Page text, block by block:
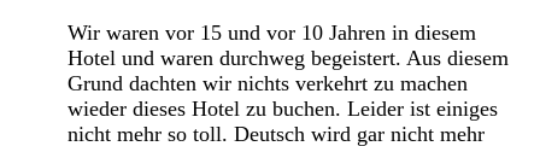
Wir waren vor 15 und vor 10 Jahren in diesem
Hotel und waren durchweg begeistert. Aus diesem
Grund dachten wir nichts verkehrt zu machen
wieder dieses Hotel zu buchen. Leider ist einiges
nicht mehr so toll. Deutsch wird gar nicht mehr